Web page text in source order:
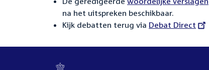
na het uitspreken beschikbaar.
Kijk debatten terug via External
Debat Direct